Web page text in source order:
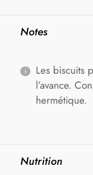
Notes
Les biscuits
l’avance.
hermétique.
Nutrition